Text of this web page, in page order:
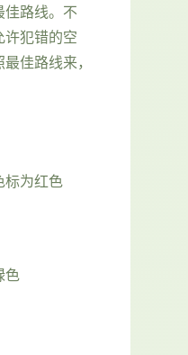
路线。不
犯错的空
佳路线来，
标为红色
色